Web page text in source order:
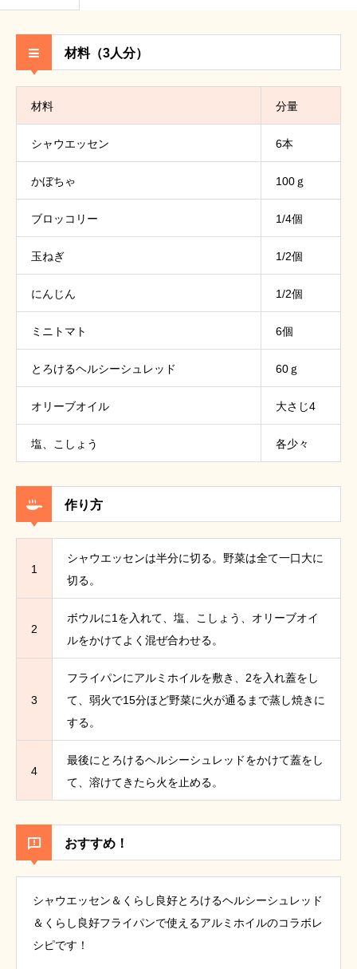
材料（3人分）
材料 分量
シャウエッセン 6本
かぼちゃ 100ｇ
ブロッコリー 1/4個
玉ねぎ 1/2個
にんじん 1/2個
ミニトマト 6個
とろけるヘルシーシュレッド 60ｇ
オリーブオイル 大さじ4
塩、こしょう 各少々
作り方
1
シャウエッセンは半分に切る。野菜は全て一口大に
切る。
2
ボウルに1を入れて、塩、こしょう、オリーブオイ
ルをかけてよく混ぜ合わせる。
3
フライパンにアルミホイルを敷き、2を入れ蓋をし
て、弱火で15分ほど野菜に火が通るまで蒸し焼きに
する。
4
最後にとろけるヘルシーシュレッドをかけて蓋をし
て、溶けてきたら火を止める。
おすすめ！
シャウエッセン＆くらし良好とろけるヘルシーシュレッド
＆くらし良好フライパンで使えるアルミホイルのコラボレ
シピです！